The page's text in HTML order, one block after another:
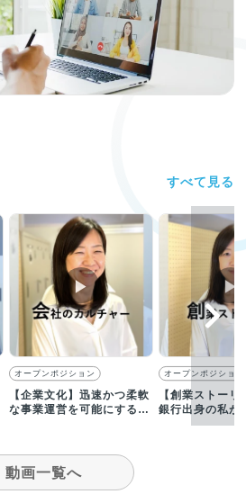
すべて見る
▶︎
オープンポジション
【企業文化】迅速かつ柔軟
な事業運営を可能にするた
▶︎
オープンポジション
【創業ストー
銀行出身の私が
ィークエンド
動画一覧へ